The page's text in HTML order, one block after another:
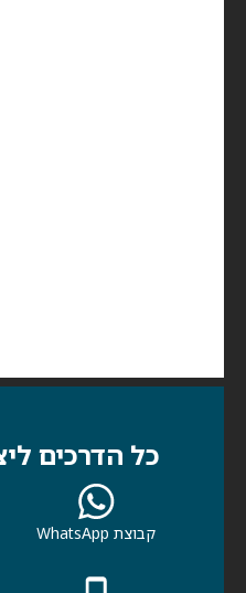
כל הדרכים
קבוצת WhatsApp